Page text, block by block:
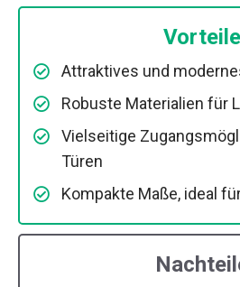
Vorteile
Attraktives und
Robuste Materialien für
Vielseitige
Türen
Kompakte Maße, ideal